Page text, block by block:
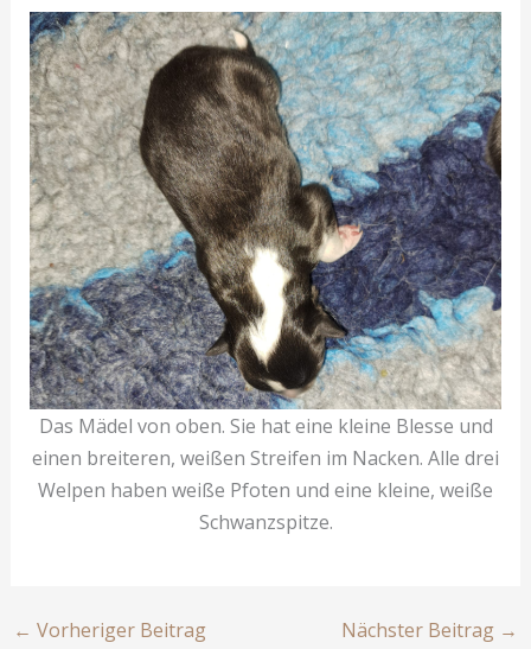
Das Mädel von oben. Sie hat eine kleine Blesse und
einen breiteren, weißen Streifen im Nacken. Alle drei
Welpen haben weiße Pfoten und eine kleine, weiße
Schwanzspitze.
← Vorheriger Beitrag Nächster Beitrag →